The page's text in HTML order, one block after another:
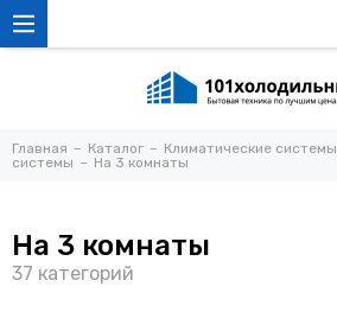
Главная Каталог Климатические системы
системы
На 3 комнаты
На 3 комнаты